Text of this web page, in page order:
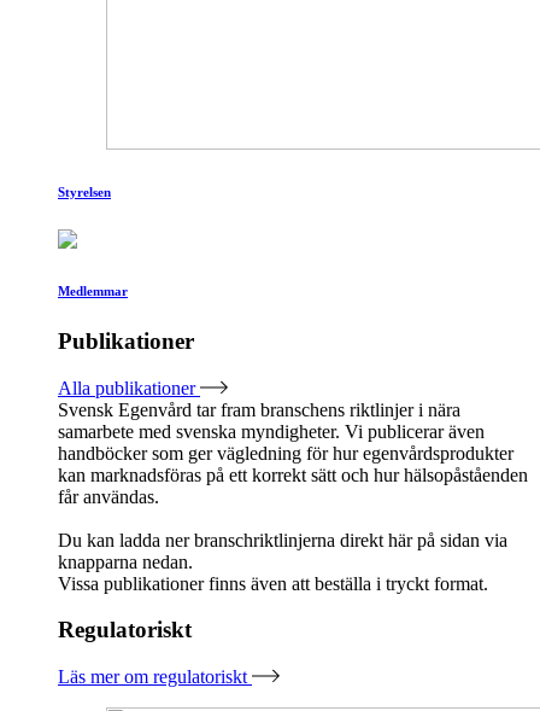
Styrelsen
Medlemmar
Publikationer
Alla publikationer
Svensk Egenvård tar fram branschens riktlinjer i nära
samarbete med svenska myndigheter. Vi publicerar även
handböcker som ger vägledning för hur egenvårdsprodukter
kan marknadsföras på ett korrekt sätt och hur hälsopåståenden
får användas.
Du kan ladda ner branschriktlinjerna direkt här på sidan via
knapparna nedan.
Vissa publikationer finns även att beställa i tryckt format.
Regulatoriskt
Läs mer om regulatoriskt